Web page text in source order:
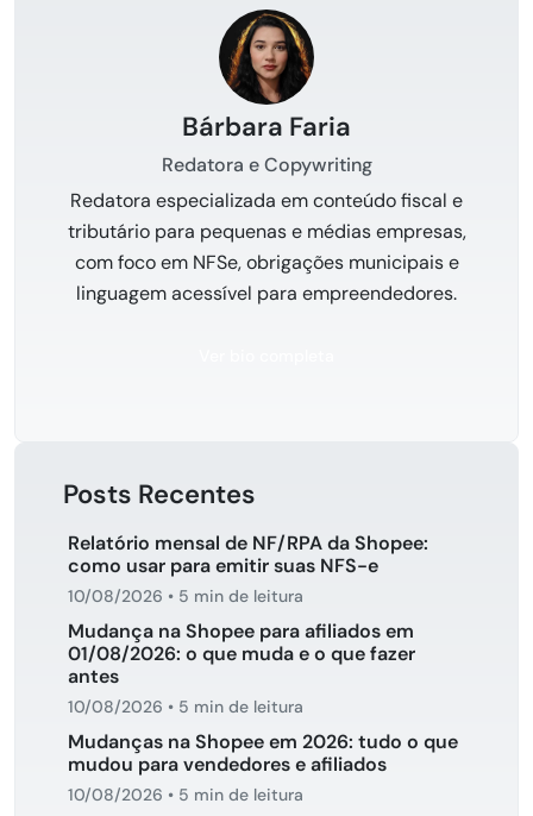
Bárbara Faria
Redatora e Copywriting
Redatora especializada em conteúdo fiscal e
tributário para pequenas e médias empresas,
com foco em NFSe, obrigações municipais e
linguagem acessível para empreendedores.
Posts Recentes
Relatório mensal de NF/RPA da Shopee:
como usar para emitir suas NFS-e
10/08/2026 • 5 min de leitura
Mudança na Shopee para afiliados em
01/08/2026: o que muda e o que fazer
antes
10/08/2026 • 5 min de leitura
Mudanças na Shopee em 2026: tudo o que
mudou para vendedores e afiliados
10/08/2026 • 5 min de leitura